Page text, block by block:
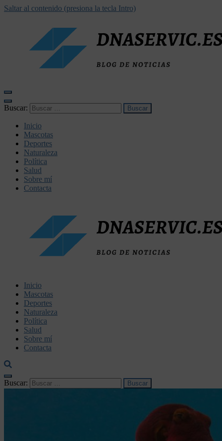
Saltar al contenido (presiona la tecla Intro)
Buscar:
Inicio
Mascotas
Deportes
Naturaleza
Política
Salud
Sobre mí
Contacta
dnaservic.es
Inicio
Mascotas
Deportes
Naturaleza
Política
Salud
Sobre mí
Contacta
Buscar: